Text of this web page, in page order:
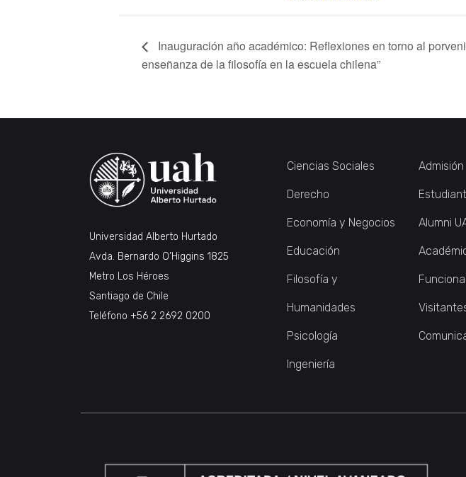
Inauguración año académico: Reflexiones en torno al
enseñanza de la filosofía en la escuela chilena”
Universidad Alberto Hurtado
Avda. Bernardo O’Higgins 1825
Metro Los Héroes
Santiago de Chile
Teléfono +56 2 2692 0200
Ciencias Sociales
Derecho
Economía y Negocios
Educación
Filosofía y
Humanidades
Psicología
Ingeniería
Admisión
Alumni